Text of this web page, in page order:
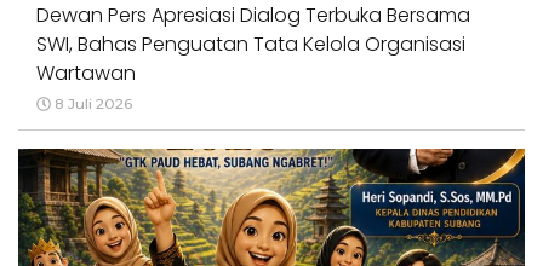
Dewan Pers Apresiasi Dialog Terbuka Bersama
SWI, Bahas Penguatan Tata Kelola Organisasi
Wartawan
8 Juli 2026